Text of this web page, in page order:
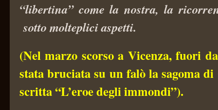
“libertina” come la nostra, la
sotto molteplici aspetti.
(Nel marzo scorso a Vicenza, fuori
stata bruciata su un falò la sagoma
scritta “L’eroe degli immondi”).